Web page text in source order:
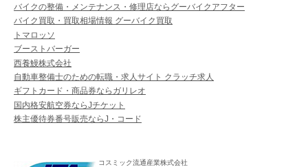
バイクの整備・メンテナンス・修理店ならグーバイクアフター
バイク買取・買取相場情報 グーバイク買取
トマロッソ
ブーストバーガー
西養鰻株式会社
自動車整備士のための転職・求人サイト クラッチ求人
ギフトカード・商品券ならガリレオ
国内格安航空券ならJチケット
株主優待券番号販売ならJ・コード
コスミック流通産業株式会社